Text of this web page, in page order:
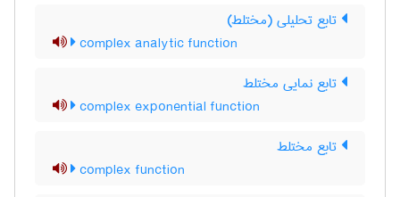
تابع تحلیلی (مختلط)
complex analytic function
تابع نمایی مختلط
complex exponential function
تابع مختلط
complex function